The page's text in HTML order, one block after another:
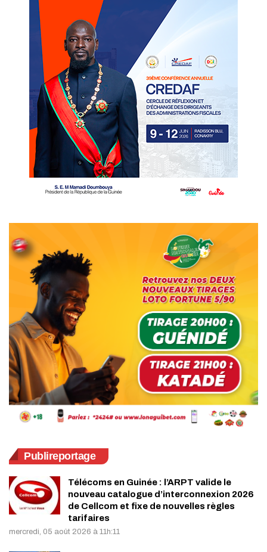
Publireportage
Télécoms en Guinée : l’ARPT valide le
nouveau catalogue d’interconnexion 2026
de Cellcom et fixe de nouvelles règles
tarifaires
mercredi, 05 août 2026 à 11h:11